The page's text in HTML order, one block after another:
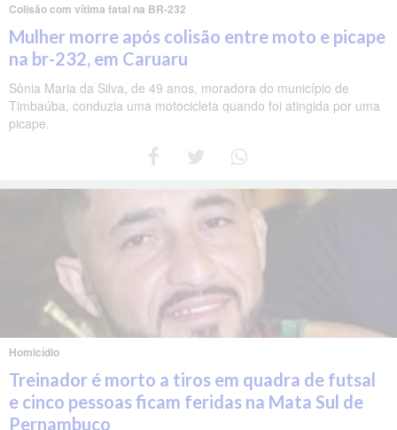
Colisão com vítima fatal na BR-232
Mulher morre após colisão entre moto e picape
na br-232, em Caruaru
Sônia Maria da Silva, de 49 anos, moradora do município de
Timbaúba, conduzia uma motocicleta quando foi atingida por uma
picape.
Homicídio
Treinador é morto a tiros em quadra de futsal
e cinco pessoas ficam feridas na Mata Sul de
Pernambuco